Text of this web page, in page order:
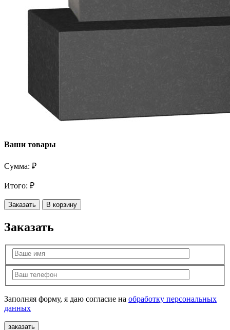
Ваши товары
Сумма: ₽
Итого: ₽
Заказать В корзину
Заказать
Заполняя форму, я даю согласие на обработку персональных
данных